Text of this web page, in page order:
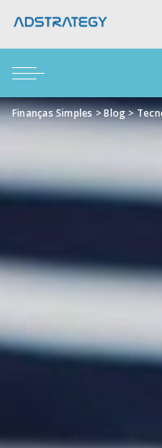
Finanças Simples>Blog>